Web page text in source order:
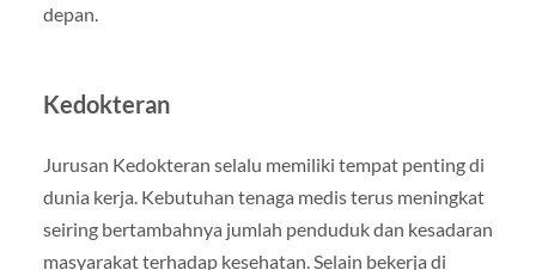
depan.
Kedokteran
Jurusan Kedokteran selalu memiliki tempat penting di
dunia kerja. Kebutuhan tenaga medis terus meningkat
seiring bertambahnya jumlah penduduk dan kesadaran
masyarakat terhadap kesehatan. Selain bekerja di